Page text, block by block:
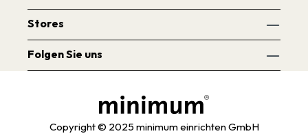
Stores
Folgen Sie uns
Copyright © 2025 minimum einrichten GmbH